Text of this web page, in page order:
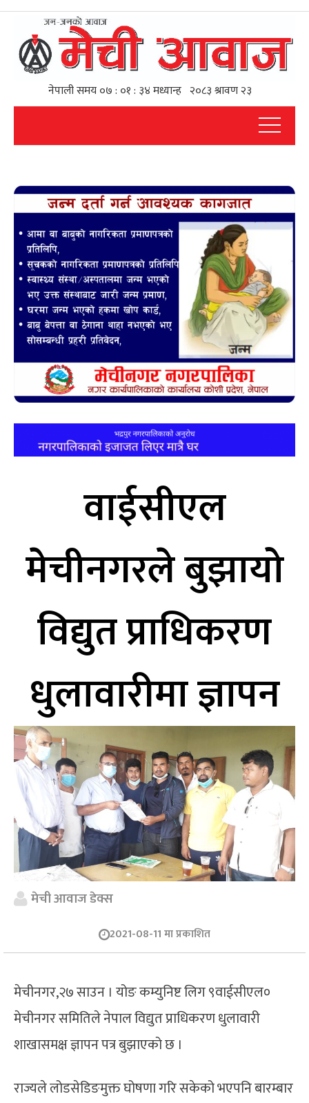
वाईसीएल
मेचीनगरले बुझायो
विद्युत प्राधिकरण
धुलावारीमा ज्ञापन
मेची आवाज डेक्स
2021-08-11 मा प्रकाशित
मेचीनगर,२७ साउन । योङ कम्युनिष्ट लिग ९वाईसीएल०
मेचीनगर समितिले नेपाल विद्युत प्राधिकरण धुलावारी
शाखासमक्ष ज्ञापन पत्र बुझाएको छ ।
राज्यले लोडसेडिङमुक्त घोषणा गरि सकेको भएपनि बारम्बार